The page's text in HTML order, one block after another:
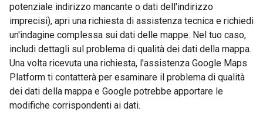
potenziale indirizzo mancante o dati dell'indirizzo
imprecisi), apri una richiesta di assistenza tecnica e richiedi
un'indagine complessa sui dati delle mappe. Nel tuo caso,
includi dettagli sul problema di qualità dei dati della mappa.
Una volta ricevuta una richiesta, l'assistenza Google Maps
Platform ti contatterà per esaminare il problema di qualità
dei dati della mappa e Google potrebbe apportare le
modifiche corrispondenti ai dati.